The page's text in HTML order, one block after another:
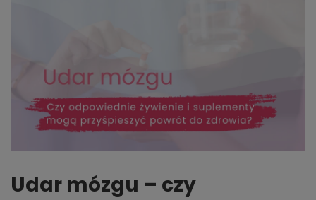
Udar mózgu – czy